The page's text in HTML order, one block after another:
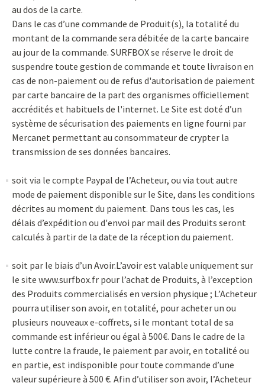
au dos de la carte.
Dans le cas d’une commande de Produit(s), la totalité du
montant de la commande sera débitée de la carte bancaire
au jour de la commande. SURFBOX se réserve le droit de
suspendre toute gestion de commande et toute livraison en
cas de non-paiement ou de refus d'autorisation de paiement
par carte bancaire de la part des organismes officiellement
accrédités et habituels de l'internet. Le Site est doté d’un
système de sécurisation des paiements en ligne fourni par
Mercanet permettant au consommateur de crypter la
transmission de ses données bancaires.
soit via le compte Paypal de l’Acheteur, ou via tout autre
mode de paiement disponible sur le Site, dans les conditions
décrites au moment du paiement. Dans tous les cas, les
délais d’expédition ou d'envoi par mail des Produits seront
calculés à partir de la date de la réception du paiement.
soit par le biais d’un Avoir.L’avoir est valable uniquement sur
le site www.surfbox.fr pour l’achat de Produits, à l’exception
des Produits commercialisés en version physique ; L’Acheteur
pourra utiliser son avoir, en totalité, pour acheter un ou
plusieurs nouveaux e-coffrets, si le montant total de sa
commande est inférieur ou égal à 500€. Dans le cadre de la
lutte contre la fraude, le paiement par avoir, en totalité ou
en partie, est indisponible pour toute commande d’une
valeur supérieure à 500 €. Afin d’utiliser son avoir, l’Acheteur